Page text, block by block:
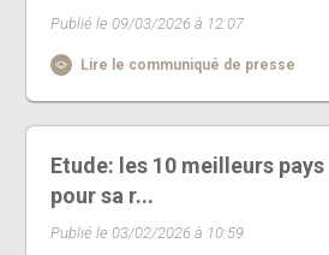
Publié le 09/03/2026 à 12:07
Lire le communiqué de presse
Etude: les 10 meilleurs pays
pour sa r...
Publié le 03/02/2026 à 10:59